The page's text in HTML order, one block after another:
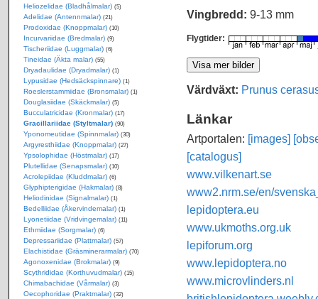
Vingbredd: 9-13 mm
Flygtider:
Värdväxt: Prunus
Länkar
Artportalen: [images]
[catalogus]
www.vilkenart.se
www2.nrm.se/en/
lepidoptera.eu
www.ukmoths.org.uk
lepiforum.org
www.lepidoptera.no
www.microvlinders.nl
Heliozelidae (Bladhålmalar) (5)
Adelidae (Antennmalar) (21)
Prodoxidae (Knoppmalar) (10)
Incurvariidae (Bredmalar) (9)
Tischeriidae (Luggmalar) (6)
Tineidae (Äkta malar) (55)
Dryadaulidae (Dryadmalar) (1)
Lypusidae (Hedsäckspinnare) (1)
Roeslerstammiidae (Bronsmalar) (1)
Douglasiidae (Skäckmalar) (5)
Bucculatricidae (Kronmalar) (17)
Gracillariidae (Styltmalar) (90)
Yponomeutidae (Spinnmalar) (30)
Argyresthiidae (Knoppmalar) (27)
Ypsolophidae (Höstmalar) (17)
Plutellidae (Senapsmalar) (10)
Acrolepiidae (Kluddmalar) (6)
Glyphipterigidae (Hakmalar) (8)
Heliodinidae (Signalmalar) (1)
Bedelliidae (Åkervindemalar) (1)
Lyonetiidae (Vridvingemalar) (11)
Ethmiidae (Sorgmalar) (6)
Depressariidae (Plattmalar) (57)
Elachistidae (Gräsminerarmalar) (70)
Agonoxenidae (Brokmalar) (9)
Scythrididae (Korthuvudmalar) (15)
Chimabachidae (Vårmalar) (3)
Oecophoridae (Praktmalar) (32)